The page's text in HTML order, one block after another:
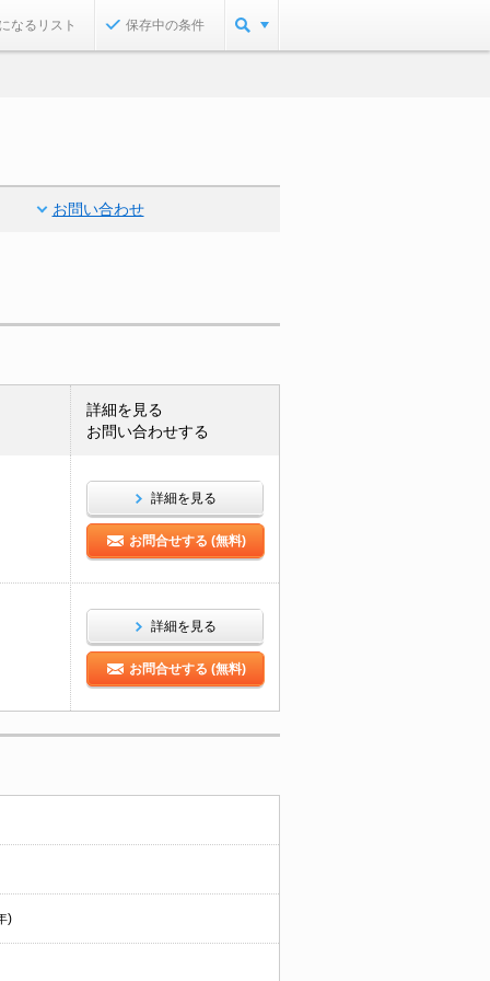
なるリスト 保存中の条件
お問い合わせ
詳細を見る
お問い合わせする
詳細を見る
お問合せする (無料)
詳細を見る
お問合せする (無料)
)